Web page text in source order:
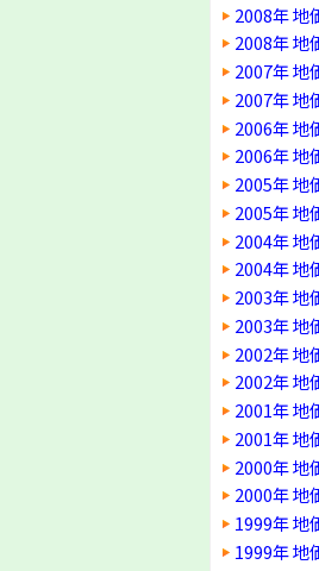
2008年 地
2008年 地
2007年 地
2007年 地
2006年 地
2006年 地
2005年 地
2005年 地
2004年 地
2004年 地
2003年 地
2003年 地
2002年 地
2002年 地
2001年 地
2001年 地
2000年 地
2000年 地
1999年 地
1999年 地